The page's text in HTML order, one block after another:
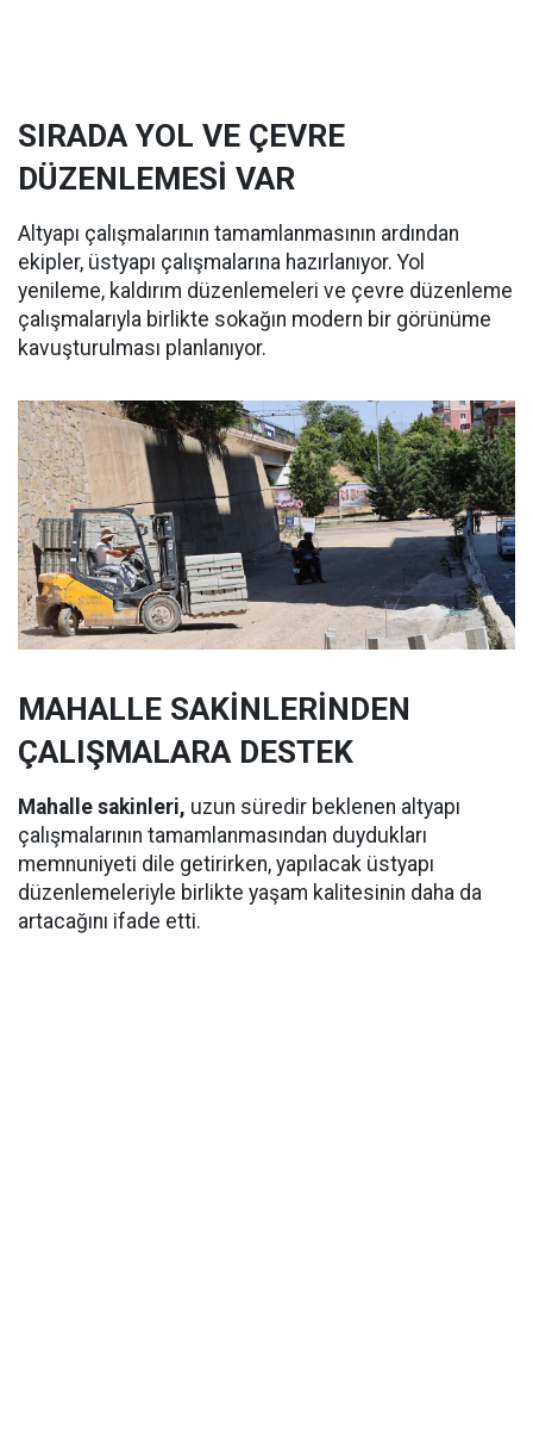
SIRADA YOL VE ÇEVRE
DÜZENLEMESİ VAR
Altyapı çalışmalarının tamamlanmasının ardından
ekipler, üstyapı çalışmalarına hazırlanıyor. Yol
yenileme, kaldırım düzenlemeleri ve çevre düzenleme
çalışmalarıyla birlikte sokağın modern bir görünüme
kavuşturulması planlanıyor.
MAHALLE SAKİNLERİNDEN
ÇALIŞMALARA DESTEK
Mahalle sakinleri, uzun süredir beklenen altyapı
çalışmalarının tamamlanmasından duydukları
memnuniyeti dile getirirken, yapılacak üstyapı
düzenlemeleriyle birlikte yaşam kalitesinin daha da
artacağını ifade etti.